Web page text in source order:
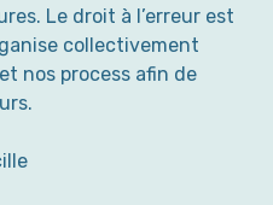
Le droit à l’erreur est
collectivement
nos process afin de